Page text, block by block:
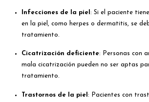
Infecciones de la piel : Si el paciente
en la piel, como herpes o dermatitis, se
tratamiento.
Cicatrización deficiente: Personas con
mala cicatrización pueden no ser aptas
tratamiento.
Trastornos de la piel : Pacientes con